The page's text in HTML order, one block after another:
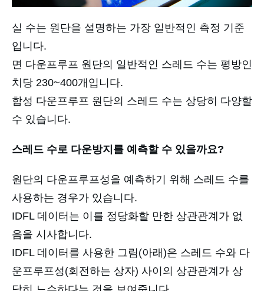
실 수는 원단을 설명하는 가장 일반적인 측정 기준
입니다.
면 다운프루프 원단의 일반적인 스레드 수는 평방인
치당 230~400개입니다.
합성 다운프루프 원단의 스레드 수는 상당히 다양할
수 있습니다.
스레드 수로 다운방지를 예측할 수 있을까요?
원단의 다운프루프성을 예측하기 위해 스레드 수를
사용하는 경우가 있습니다.
IDFL 데이터는 이를 정당화할 만한 상관관계가 없
음을 시사합니다.
IDFL 데이터를 사용한 그림(아래)은 스레드 수와 다
운프루프성(회전하는 상자) 사이의 상관관계가 상